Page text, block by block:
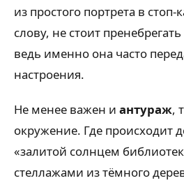
из простого портрета в
слову, не стоит
ведь именно она часто
настроения.
Не менее важен и антураж,
окружение. Где происходит
«залитой солнцем
стеллажами из тёмного